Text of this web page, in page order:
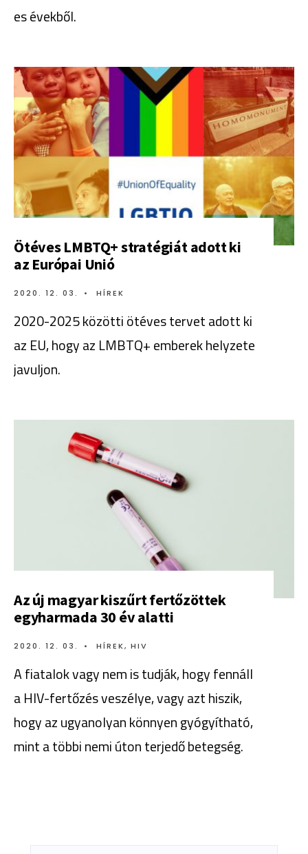
es évekből.
Ötéves LMBTQ+ stratégiát adott ki
az Európai Unió
2020. 12. 03. • HÍREK
2020-2025 közötti ötéves tervet adott ki
az EU, hogy az LMBTQ+ emberek helyzete
javuljon.
Az új magyar kiszűrt fertőzöttek
egyharmada 30 év alatti
2020. 12. 03. • HÍREK, HIV
A fiatalok vagy nem is tudják, hogy fennáll
a HIV-fertőzés veszélye, vagy azt hiszik,
hogy az ugyanolyan könnyen gyógyítható,
mint a többi nemi úton terjedő betegség.